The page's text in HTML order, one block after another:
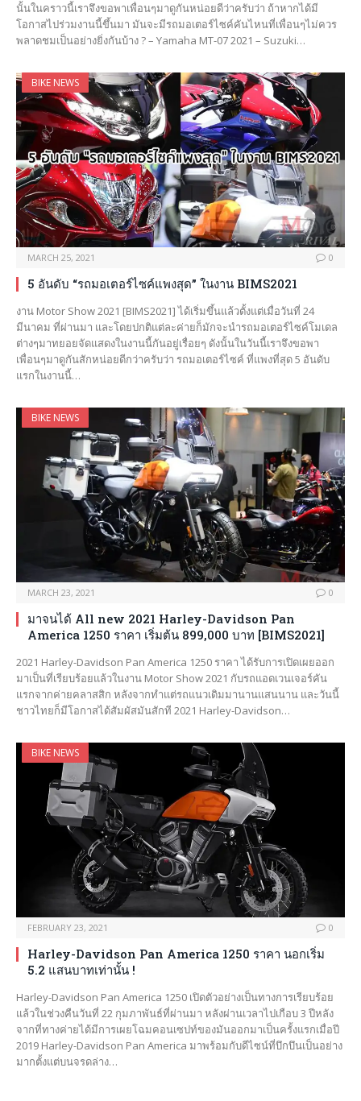
นั้นในคราวนี้เราจึงขอพาเพื่อนๆมาดูกันหน่อยดีว่าครับว่า ถ้าหากได้มี
โอกาสไปร่วมงานนี้ขึ้นมา มันจะมีรถมอเตอร์ไซค์คันไหนที่เพื่อนๆไม่ควร
พลาดชมเป็นอย่างยิ่งกันบ้าง ? – Yamaha MT-07 2021 – Suzuki…
BIKE NEWS
MARCH 25, 2021 0
5 อันดับ “รถมอเตอร์ไซค์แพงสุด” ในงาน BIMS2021
งาน Motor Show 2021 [BIMS2021] ได้เริ่มขึ้นแล้วตั้งแต่เมื่อวันที่ 24
มีนาคม ที่ผ่านมา และโดยปกติแต่ละค่ายก็มักจะนำรถมอเตอร์ไซค์โมเดล
ต่างๆมาทยอยจัดแสดงในงานนี้กันอยู่เรื่อยๆ ดังนั้นในวันนี้เราจึงขอพา
เพื่อนๆมาดูกันสักหน่อยดีกว่าครับว่า รถมอเตอร์ไซค์ ที่แพงที่สุด 5 อันดับ
แรกในงานนี้…
BIKE NEWS
MARCH 23, 2021 0
มาจนได้ All new 2021 Harley-Davidson Pan
America 1250 ราคา เริ่มต้น 899,000 บาท [BIMS2021]
2021 Harley-Davidson Pan America 1250 ราคา ได้รับการเปิดเผยออก
มาเป็นที่เรียบร้อยแล้วในงาน Motor Show 2021 กับรถแอดเวนเจอร์คัน
แรกจากค่ายคลาสสิก หลังจากทำแต่รถแนวเดิมมานานแสนนาน และวันนี้
ชาวไทยก็มีโอกาสได้สัมผัสมันสักที 2021 Harley-Davidson…
BIKE NEWS
FEBRUARY 23, 2021 0
Harley-Davidson Pan America 1250 ราคา นอกเริ่ม
5.2 แสนบาทเท่านั้น !
Harley-Davidson Pan America 1250 เปิดตัวอย่างเป็นทางการเรียบร้อย
แล้วในช่วงคืนวันที่ 22 กุมภาพันธ์ที่ผ่านมา หลังผ่านเวลาไปเกือบ 3 ปีหลัง
จากที่ทางค่ายได้มีการเผยโฉมคอนเซปท์ของมันออกมาเป็นครั้งแรกเมื่อปี
2019 Harley-Davidson Pan America มาพร้อมกับดีไซน์ที่บึกบึนเป็นอย่าง
มากตั้งแต่บนจรดล่าง…